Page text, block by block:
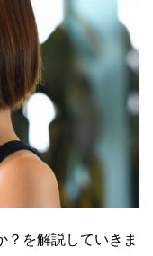
？を解説していきま